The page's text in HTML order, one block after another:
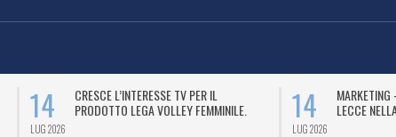
14
LUG 2026
CRESCE L’INTERESSE TV PER IL
PRODOTTO LEGA VOLLEY FEMMINILE.
14
LUG 2026
MARKETING
LECCE